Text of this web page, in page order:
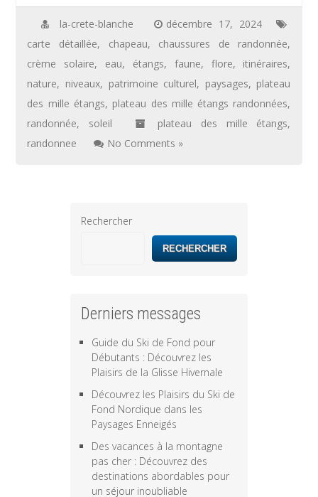
la-crete-blanche
décembre 17, 2024
carte détaillée, chapeau, chaussures de randonnée,
crème solaire, eau, étangs, faune, flore, itinéraires,
nature, niveaux, patrimoine culturel, paysages, plateau
des mille étangs, plateau des mille étangs randonnées,
randonnée, soleil plateau des mille étangs,
randonnee
No Comments »
Rechercher
RECHERCHER
Derniers messages
Guide du Ski de Fond pour
Débutants : Découvrez les
Plaisirs de la Glisse Hivernale
Découvrez les Plaisirs du Ski de
Fond Nordique dans les
Paysages Enneigés
Des vacances à la montagne
pas cher : Découvrez des
destinations abordables pour
un séjour inoubliable